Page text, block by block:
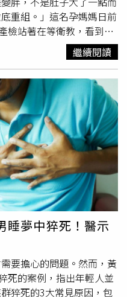
重組。」這名孕媽媽日前
檢站著在等衛教，看到2
腳滑手機，而她當天要測
讓她感到很憤怒、心情
同心愛的老婆去婦產科
性是否需要座位！」貼文
人指出，「我七早八早來
坐，然後你叫我讓我給
如果我讓位，我老婆會不
都變成孕婦優先？孕婦不
累，為什麼要讓座」、
？有問題的是你先生，不
我的選擇，不是我的義
」。另一派人則認為，
女」、「真的不敢相信留
出優越感了？老婆是孕
「孕婦就是需要位子的
這個無關吃醋不吃醋，而
、「男的在婦產科跟孕婦
到底什麼世界」、「你們
繼續閱讀
睡夢中猝死！醫示
要擔心的問題。然而，黃
死的案例，指出年輕人並
猝死的3大常見原因，包